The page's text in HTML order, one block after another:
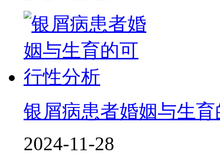
银屑病患者婚姻与生
2024-11-28